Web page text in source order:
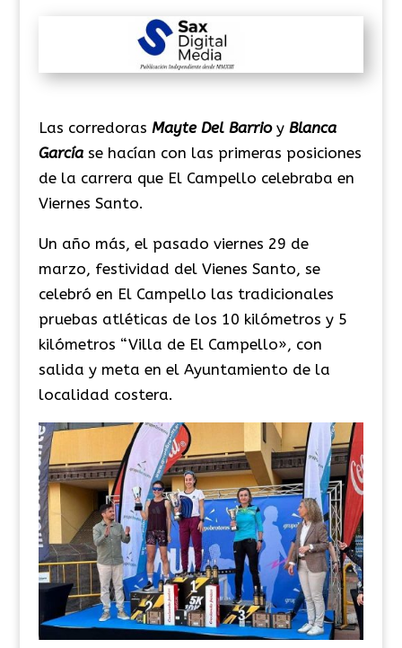
Las corredoras Mayte Del Barrioy Blanca
Garcíase hacían con las primeras posiciones
de la carrera que El Campello celebraba en
Viernes Santo.
Un año más, el pasado viernes 29 de
marzo, festividad del Vienes Santo, se
celebró en El Campello las tradicionales
pruebas atléticas de los 10 kilómetros y 5
kilómetros “Villa de El Campello», con
salida y meta en el Ayuntamiento de la
localidad costera.